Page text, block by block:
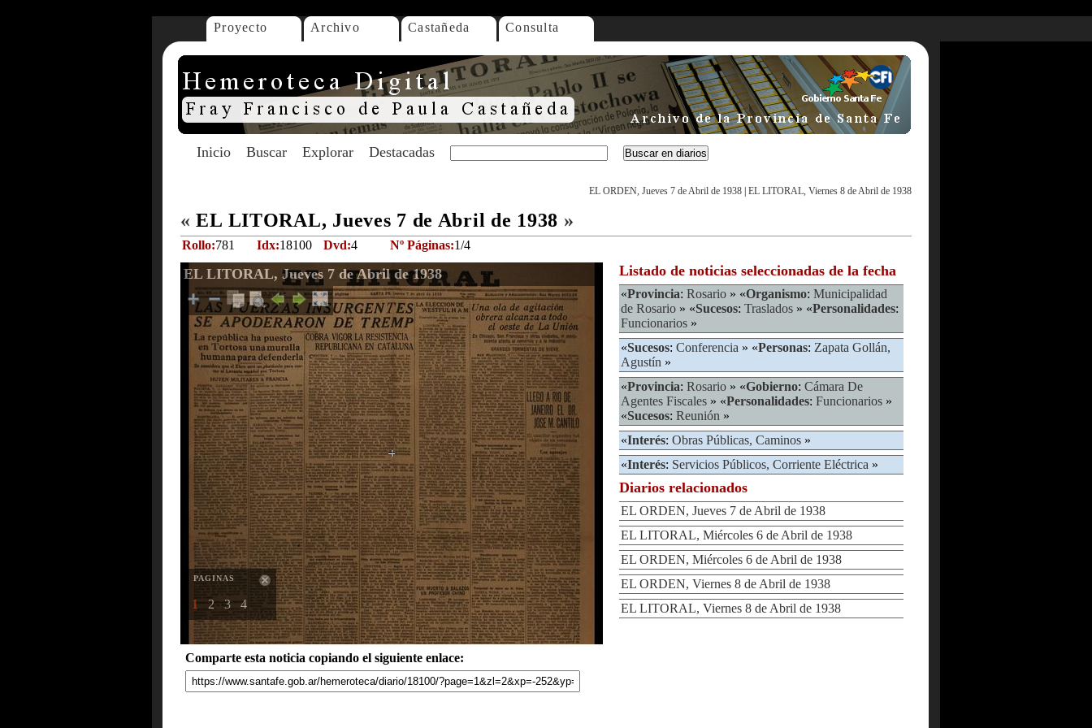
Proyecto Archivo Castañeda Consulta
Inicio Buscar Explorar Destacadas
EL ORDEN, Jueves 7 de Abril de 1938 EL LITORAL, Viernes 8 de Abril de 1938
« EL LITORAL, Jueves 7 de Abril de 1938 »
Rollo:781 Idx:18100 Dvd:4 Nº Páginas:1/4
EL LITORAL, Jueves 7 de Abril de 1938
PAGINAS
1 2 3 4
Comparte esta noticia copiando el siguiente enlace:
Listado de noticias seleccionadas de la fecha
«Provincia: Rosario » «Organismo: Municipalidad
de Rosario » «Sucesos: Traslados » «Personalidades:
Funcionarios »
«Sucesos: Conferencia » «Personas: Zapata Gollán,
Agustín »
«Provincia: Rosario » «Gobierno: Cámara De
Agentes Fiscales » «Personalidades: Funcionarios »
«Sucesos: Reunión »
«Interés: Obras Públicas, Caminos »
«Interés: Servicios Públicos, Corriente Eléctrica »
Diarios relacionados
EL ORDEN, Jueves 7 de Abril de 1938
EL LITORAL, Miércoles 6 de Abril de 1938
EL ORDEN, Miércoles 6 de Abril de 1938
EL ORDEN, Viernes 8 de Abril de 1938
EL LITORAL, Viernes 8 de Abril de 1938